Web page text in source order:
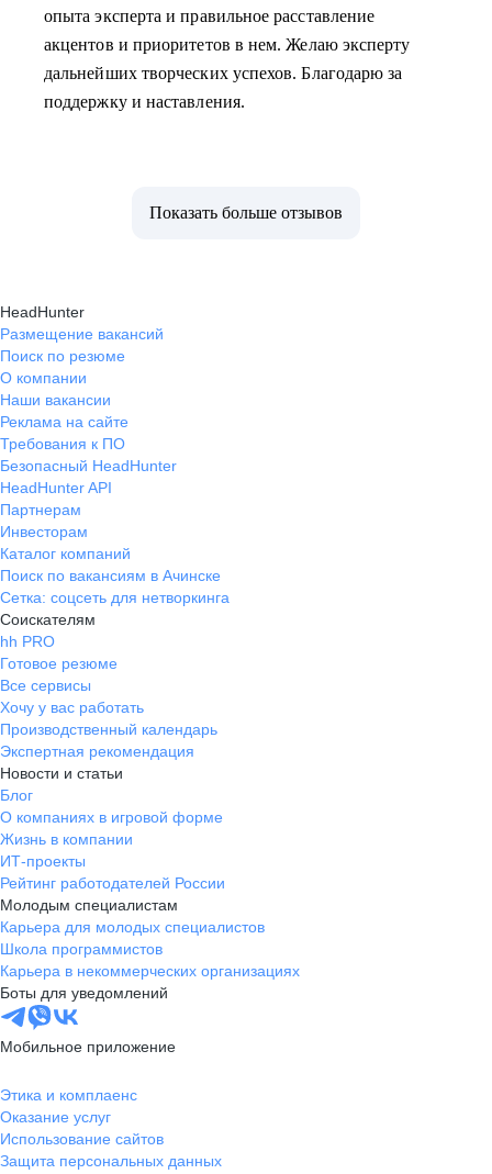
опыта эксперта и правильное расставление
акцентов и приоритетов в нем. Желаю эксперту
дальнейших творческих успехов. Благодарю за
поддержку и наставления.
Показать больше отзывов
HeadHunter
Размещение вакансий
Поиск по резюме
О компании
Наши вакансии
Реклама на сайте
Требования к ПО
Безопасный HeadHunter
HeadHunter API
Партнерам
Инвесторам
Каталог компаний
Поиск по вакансиям в Ачинске
Сетка: соцсеть для нетворкинга
Соискателям
hh PRO
Готовое резюме
Все сервисы
Хочу у вас работать
Производственный календарь
Экспертная рекомендация
Новости и статьи
Блог
О компаниях в игровой форме
Жизнь в компании
ИТ-проекты
Рейтинг работодателей России
Молодым специалистам
Карьера для молодых специалистов
Школа программистов
Карьера в некоммерческих организациях
Боты для уведомлений
Мобильное приложение
Этика и комплаенс
Оказание услуг
Использование сайтов
Защита персональных данных